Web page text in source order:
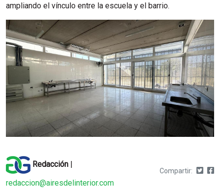
ampliando el vínculo entre la escuela y el barrio.
Redacción
redaccion@airesdelinterior.com
Compartir: